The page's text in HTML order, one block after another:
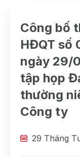
Công bố
HĐQT số
ngày 29/
tập họp
thường
Công ty
29 Tháng